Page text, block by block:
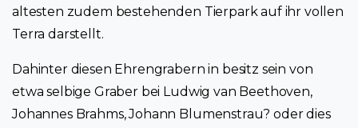
altesten zudem bestehenden Tierpark auf ihr vollen
Terra darstellt.
Dahinter diesen Ehrengrabern in besitz sein von
etwa selbige Graber bei Ludwig van Beethoven,
Johannes Brahms, Johann Blumenstrau? oder dies